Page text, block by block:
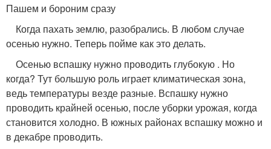
Пашем и бороним сразу
Когда пахать землю, разобрались. В любом случае
осенью нужно. Теперь пойме как это делать.
Осенью вспашку нужно проводить глубокую . Но
когда? Тут большую роль играет климатическая зона,
ведь температуры везде разные. Вспашку нужно
проводить крайней осенью, после уборки урожая, когда
становится холодно. В южных районах вспашку можно и
в декабре проводить.